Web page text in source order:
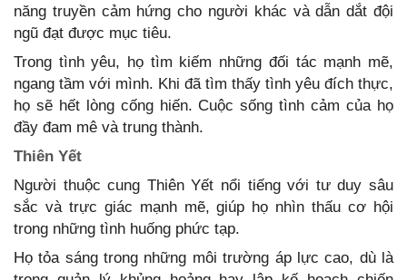
năng truyền cảm hứng cho người khác và dẫn dắt đội
ngũ đạt được mục tiêu.
Trong tình yêu, họ tìm kiếm những đối tác mạnh mẽ,
ngang tầm với mình. Khi đã tìm thấy tình yêu đích thực,
họ sẽ hết lòng cống hiến. Cuộc sống tình cảm của họ
đầy đam mê và trung thành.
Thiên Yết
Người thuộc cung Thiên Yết nổi tiếng với tư duy sâu
sắc và trực giác mạnh mẽ, giúp họ nhìn thấu cơ hội
trong những tình huống phức tạp.
Họ tỏa sáng trong những môi trường áp lực cao, dù là